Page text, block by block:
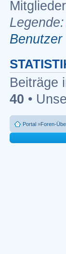
Benutzer
Beiträge
40 •
Portal »Foren-